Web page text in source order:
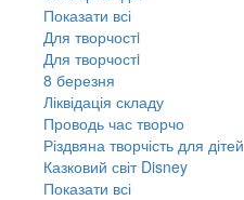
Показати всі
Для творчостi
Для творчостi
8 березня
Ліквідація складу
Проводь час творчо
Різдвяна творчість для дітей
Казковий світ Disney
Показати всі